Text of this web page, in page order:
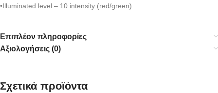
•Illuminated level – 10 intensity (red/green)
Επιπλέον πληροφορίες
Αξιολογήσεις (0)
Σχετικά προϊόντα